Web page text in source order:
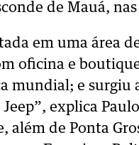
de Mauá,
em uma área
oficina e
mundial; e surgiu
explica
além de Ponta